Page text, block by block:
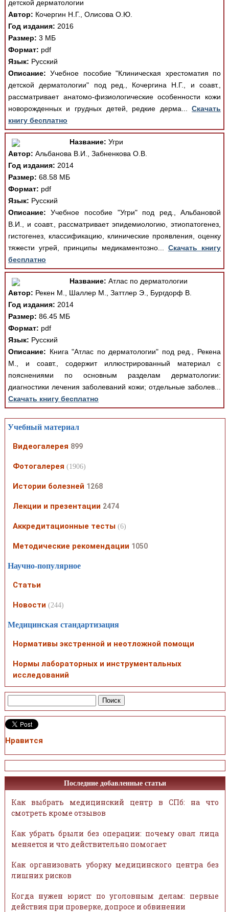
детской дерматологии
Автор: Кочергин Н.Г., Олисова О.Ю.
Год издания: 2016
Размер: 3 МБ
Формат: pdf
Язык: Русский
Описание: Учебное пособие "Клиническая хрестоматия по
детской дерматологии" под ред., Кочергина Н.Г., и соавт.,
рассматривает анатомо-физиологические особенности кожи
новорожденных и грудных детей, редкие дерма...Скачать
книгу бесплатно
Название: Угри
Автор: Альбанова В.И., Забненкова О.В.
Год издания: 2014
Размер: 68.58 МБ
Формат: pdf
Язык: Русский
Описание: Учебное пособие "Угри" под ред., Альбановой
В.И., и соавт., рассматривает эпидемиологию, этиопатогенез,
гистогенез, классификацию, клинические проявления, оценку
тяжести угрей, принципы медикаментозно... Скачать книгу
бесплатно
Название: Атлас по дерматологии
Автор: Рекен М., Шаллер М., Заттлер Э., Бургдорф В.
Год издания: 2014
Размер: 86.45 МБ
Формат: pdf
Язык: Русский
Описание: Книга "Атлас по дерматологии" под ред., Рекена
М., и соавт., содержит иллюстрированный материал с
пояснениями по основным разделам дерматологии:
диагностики лечения заболеваний кожи; отдельные заболев...
Скачать книгу бесплатно
Учебный материал
Видеогалерея 899
Фотогалерея (1906)
Истории болезней 1268
Лекции и презентации 2474
Аккредитационные тесты (6)
Методические рекомендации 1050
Научно-популярное
Статьи
Новости (244)
Медицинская стандартизация
Нормативы экстренной и неотложной помощи
Нормы лабораторных и инструментальных
исследований
Нравится
Последние добавленные статьи
Как выбрать медицинский центр в СПб: на что
смотреть кроме отзывов
Как убрать брыли без операции: почему овал лица
меняется и что действительно помогает
Как организовать уборку медицинского центра без
лишних рисков
Когда нужен юрист по уголовным делам: первые
действия при проверке, допросе и обвинении